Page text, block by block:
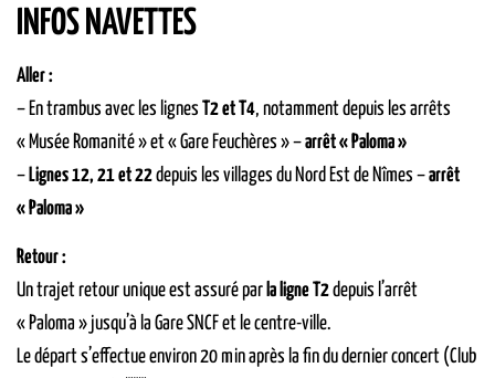
INFOS NAVETTES
Aller :
– En trambus avec les lignes T2 et T4, notamment depuis les arrêts
« Musée Romanité » et « Gare Feuchères » –arrêt « Paloma »
– Lignes 12, 21 et 22depuis les villages du Nord Est de Nîmes –arrêt
« Paloma »
Retour :
Un trajet retour unique est assuré par la ligne T2depuis l’arrêt
« Paloma » jusqu’à la Gare SNCF et le centre-ville.
Le départ s’effectue environ 20 min après la fin du dernier concert (Club